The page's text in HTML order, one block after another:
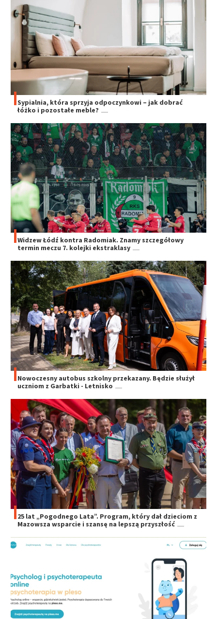
Sypialnia, która sprzyja odpoczynkowi – jak dobrać
łóżko i pozostałe meble?
Widzew Łódź kontra Radomiak. Znamy szczegółowy
termin meczu 7. kolejki ekstraklasy
Nowoczesny autobus szkolny przekazany. Będzie służył
uczniom z Garbatki - Letnisko
25 lat „Pogodnego Lata”. Program, który dał dzieciom z
Mazowsza wsparcie i szansę na lepszą przyszłość